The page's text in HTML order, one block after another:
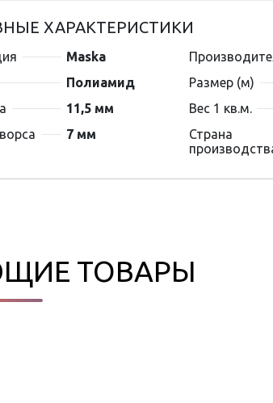
ХАРАКТЕРИСТИКИ
Maska
Полиамид Размер (м)
11,5 мм Вес 1 кв.м.
7 мм
Страна
ТОВАРЫ